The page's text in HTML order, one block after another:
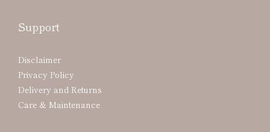
Support
Disclaimer
Privacy Policy
Delivery and Returns
Care & Maintenance